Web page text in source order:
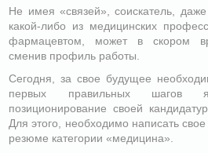
Не имея «связей», соискатель,
какой-либо из медицинских
фармацевтом, может в скором
сменив профиль работы.
Сегодня, за свое будущее
первых правильных шагов
позиционирование своей
Для этого, необходимо написать
резюме категории «медицина».